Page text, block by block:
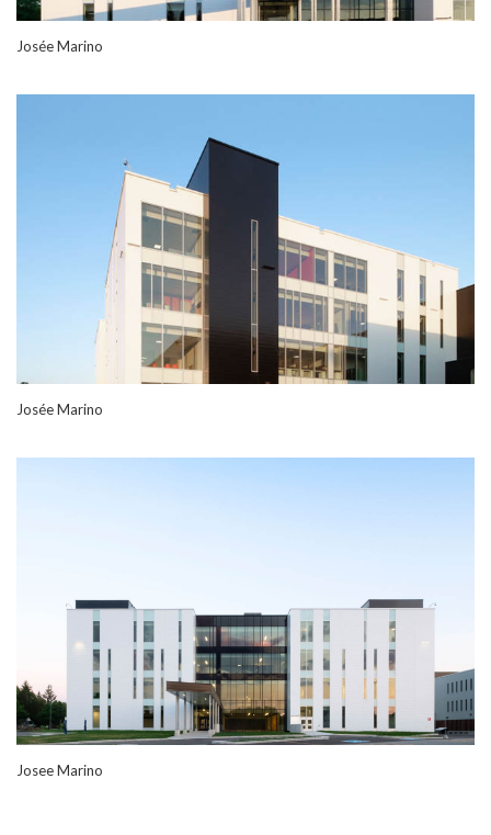
Josée Marino
Josée Marino
Josee Marino